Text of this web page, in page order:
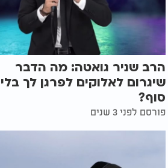
הרב שניר גואטה: מה הדבר
שיגרום לאלוקים לפרגן לך בלי
סוף?
פורסם לפני 3 שנים